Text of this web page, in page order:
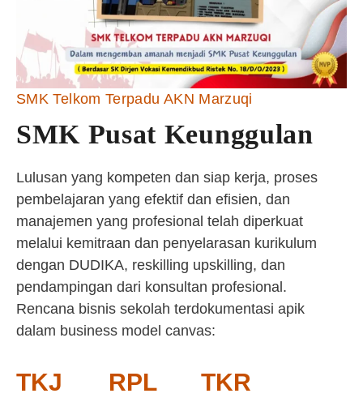
SMK Telkom Terpadu AKN Marzuqi
SMK Pusat Keunggulan
Lulusan yang kompeten dan siap kerja, proses
pembelajaran yang efektif dan efisien, dan
manajemen yang profesional telah diperkuat
melalui kemitraan dan penyelarasan kurikulum
dengan DUDIKA, reskilling upskilling, dan
pendampingan dari konsultan profesional.
Rencana bisnis sekolah terdokumentasi apik
dalam business model canvas:
TKJ RPL TKR